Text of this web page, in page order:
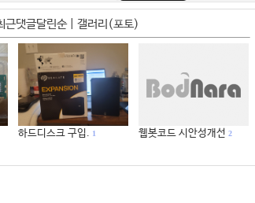
근댓글달린순| 갤러리(포토)
하드디스크 구입. 1 웹봇코드 시안성개선 2